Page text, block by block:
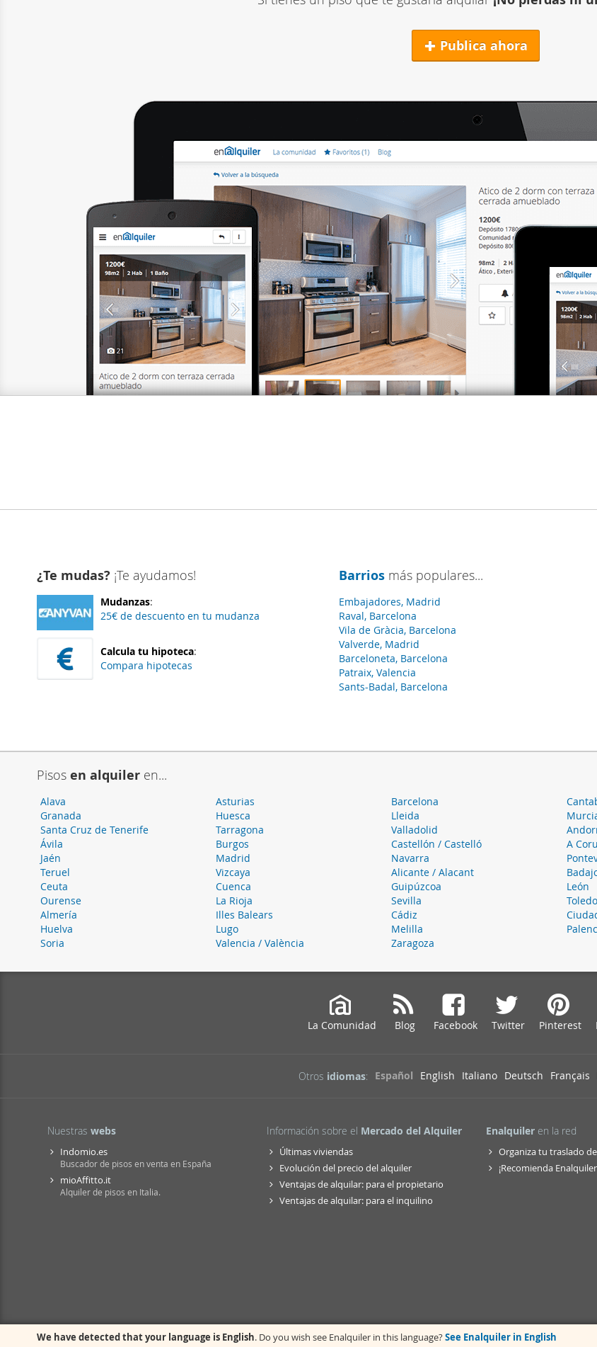
Publica ahora
¿Te mudas? ¡Te ayudamos!
Mudanzas:
25€ de descuento en tu mudanza
Calcula tu hipoteca:
Compara hipotecas
Barriosmás populares...
Embajadores, Madrid
Raval, Barcelona
Vila de Gràcia, Barcelona
Valverde, Madrid
Barceloneta, Barcelona
Patraix, Valencia
Sants-Badal, Barcelona
Pisos en alquiler en...
Alava Asturias Barcelona
Granada
Huesca Lleida
Santa Cruz de Tenerife
Tarragona Valladolid
Ávila
Burgos Castellón / Castelló A
Jaén
Madrid Navarra
Teruel
Vizcaya Alicante / Alacant
Ceuta
Cuenca Guipúzcoa León
Ourense
La Rioja Sevilla Toledo
Almería
Illes Balears Cádiz
Huelva
Lugo Melilla
Soria
Valencia / València Zaragoza
La Comunidad Blog Facebook Twitter Pinterest
Otros idiomas: Español English Italiano Deutsch Français
Nuestras webs
Indomio.es
Buscador de pisos en venta en España
mioAffitto.it
Alquiler de pisos en Italia.
Información sobre el Mercado del Alquiler
Últimas viviendas
Evolución del precio del alquiler
Ventajas de alquilar: para el propietario
Ventajas de alquilar: para el inquilino
Enalquiler en la red
Organiza tu traslado
¡Recomienda
We have detected that your language is English. Do you wish see Enalquiler in this language?See Enalquiler in English